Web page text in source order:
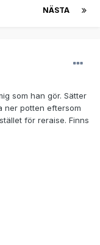
NÄSTA
som han gör. Sätter
ner potten eftersom
för reraise. Finns